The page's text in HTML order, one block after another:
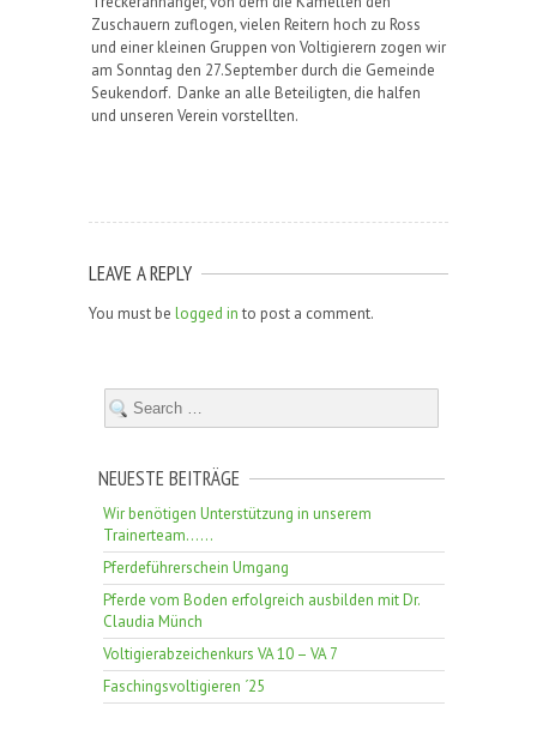
Zuschauern zuflogen, vielen Reitern hoch zu Ross
und einer kleinen Gruppen von Voltigierern zogen wir
am Sonntag den 27.September durch die Gemeinde
Seukendorf. Danke an alle Beteiligten, die halfen
und unseren Verein vorstellten.
LEAVE A REPLY
You must be logged in to post a comment.
NEUESTE BEITRÄGE
Wir benötigen Unterstützung in unserem
Trainerteam……
Pferdeführerschein Umgang
Pferde vom Boden erfolgreich ausbilden mit Dr.
Claudia Münch
Voltigierabzeichenkurs VA 10 – VA 7
Faschingsvoltigieren ´25